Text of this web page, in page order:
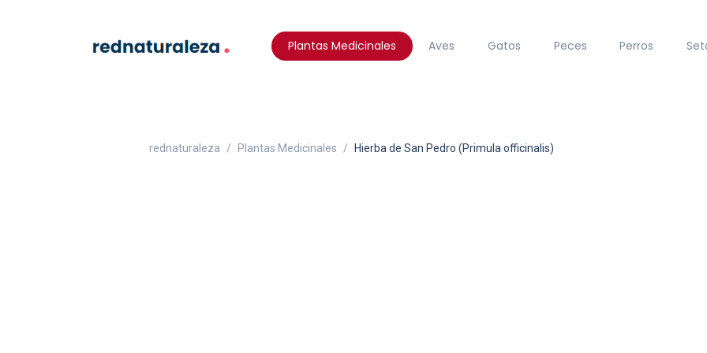
Plantas Medicinales Aves Gatos Peces Perros
rednaturaleza Plantas Medicinales Hierba de San Pedro (Primula officinalis)